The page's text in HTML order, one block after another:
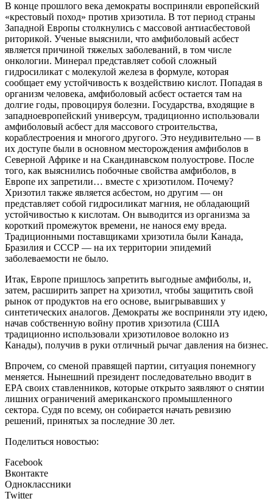
В конце прошлого века демократы восприняли европейский
«крестовый поход» против хризотила. В тот период страны
Западной Европы столкнулись с массовой антиасбестовой
риторикой. Ученые выяснили, что амфиболовый асбест
является причиной тяжелых заболеваний, в том числе
онкологии. Минерал представляет собой сложный
гидросиликат с молекулой железа в формуле, которая
сообщает ему устойчивость к воздействию кислот. Попадая в
организм человека, амфиболовый асбест остается там на
долгие годы, провоцируя болезни. Государства, входящие в
западноевропейский универсум, традиционно использовали
амфиболовый асбест для массового строительства,
кораблестроения и многого другого. Это неудивительно — в
их доступе были в основном месторождения амфиболов в
Северной Африке и на Скандинавском полуострове. После
того, как выяснились побочные свойства амфиболов, в
Европе их запретили… вместе с хризотилом. Почему?
Хризотил также является асбестом, но другим — он
представляет собой гидросиликат магния, не обладающий
устойчивостью к кислотам. Он выводится из организма за
короткий промежуток времени, не нанося ему вреда.
Традиционными поставщиками хризотила были Канада,
Бразилия и СССР — на их территории эпидемий
заболеваемости не было.
Итак, Европе пришлось запретить выгодные амфиболы, и,
затем, расширить запрет на хризотил, чтобы защитить свой
рынок от продуктов на его основе, выигрывавших у
синтетических аналогов. Демократы же восприняли эту идею,
начав собственную войну против хризотила (США
традиционно использовали хризотиловое волокно из
Канады), получив в руки отличный рычаг давления на бизнес.
Впрочем, со сменой правящей партии, ситуация понемногу
меняется. Нынешний президент последовательно вводит в
EPA своих ставленников, которые открыто заявляют о снятии
лишних ограничений американского промышленного
сектора. Судя по всему, он собирается начать ревизию
решений, принятых за последние 30 лет.
Поделиться новостью:
Facebook
Вконтакте
Одноклассники
Twitter